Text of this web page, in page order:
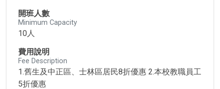
開班人數
Minimum Capacity
10人
費用說明
Fee Description
1.舊生及中正區、士林區居民8折優惠 2.本校教職員工
5折優惠